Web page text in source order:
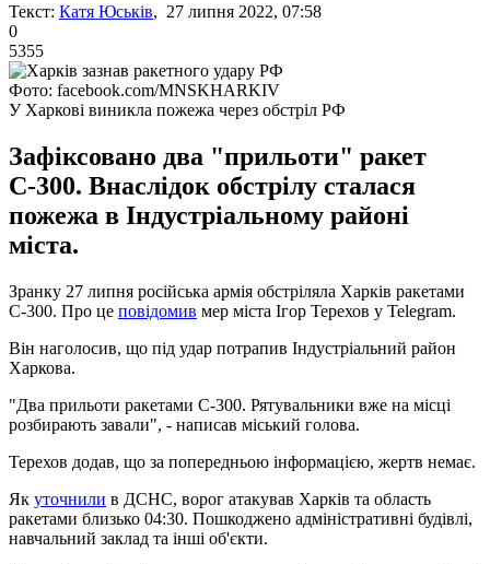
Текст: Катя Юськів, 27 липня 2022, 07:58
0
5355
Фото: facebook.com/MNSKHARKIV
У Харкові виникла пожежа через обстріл РФ
Зафіксовано два "прильоти" ракет
С-300. Внаслідок обстрілу сталася
пожежа в Індустріальному районі
міста.
Зранку 27 липня російська армія обстріляла Харків ракетами
С-300. Про це повідомив мер міста Ігор Терехов у Telegram.
Він наголосив, що під удар потрапив Індустріальний район
Харкова.
"Два прильоти ракетами С-300. Рятувальники вже на місці
розбирають завали", - написав міський голова.
Терехов додав, що за попередньою інформацією, жертв немає.
Як уточнили в ДСНС, ворог атакував Харків та область
ракетами близько 04:30. Пошкоджено адміністративні будівлі,
навчальний заклад та інші об'єкти.